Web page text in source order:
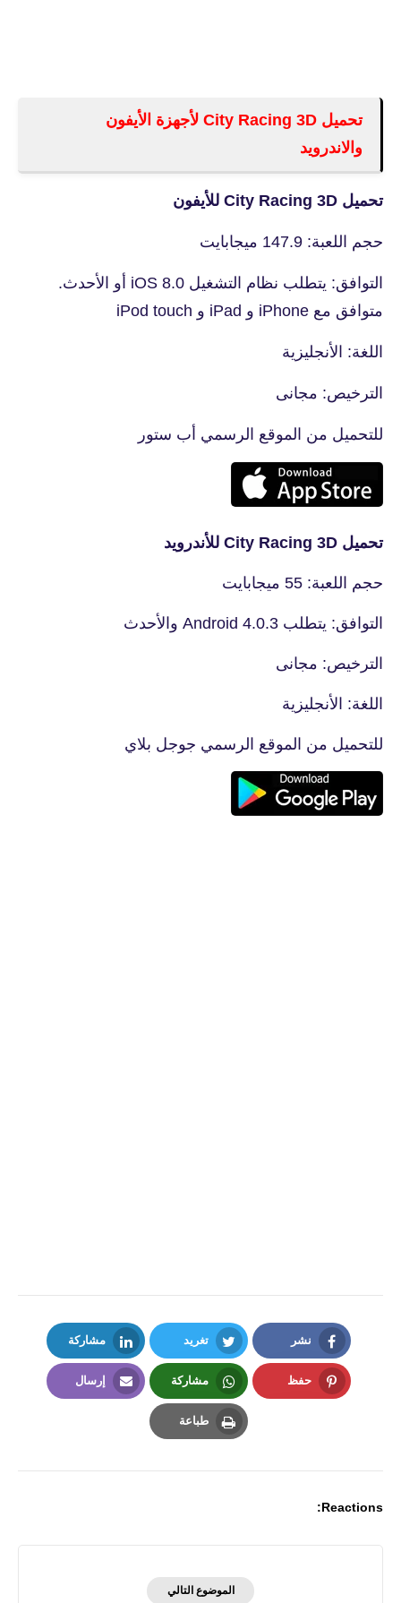
تحميل City Racing 3D لأجهزة الأيفون
والاندرويد
تحميل City Racing 3D للأيفون
حجم اللعبة: 147.9 ميجابايت
التوافق: يتطلب نظام التشغيل iOS 8.0 أو الأحدث.
متوافق مع iPhone و iPad و iPod touch
اللغة: الأنجليزية
الترخيص: مجانى
للتحميل من الموقع الرسمي أب ستور
تحميل City Racing 3D للأندرويد
حجم اللعبة: 55 ميجابايت
التوافق: يتطلب Android 4.0.3 والأحدث
الترخيص: مجانى
اللغة: الأنجليزية
للتحميل من الموقع الرسمي جوجل بلاي
نشر
Facebook
تغريد
Twitter
مشاركة
LinkedIn
حفظ مشاركة
Whatsapp
إرسال
طباعة
Reactions:
الموضوع التالي